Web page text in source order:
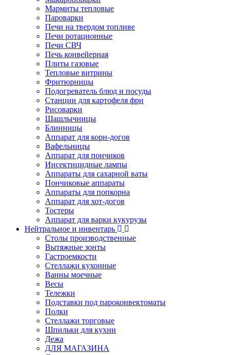
Мармиты тепловые
Пароварки
Печи на твердом топливе
Печи ротационные
Печи СВЧ
Печь конвейерная
Плиты газовые
Тепловые витрины
Фритюрницы
Подогреватель блюд и посуды
Станции для картофеля фри
Рисоварки
Шашлычницы
Блинницы
Аппарат для корн-догов
Вафельницы
Аппарат для пончиков
Инсектицидные лампы
Аппараты для сахарной ваты
Пончиковые аппараты
Аппараты для попкорна
Аппарат для хот-догов
Тостеры
Аппарат для варки кукурузы
Нейтральное и инвентарь
Столы производственные
Вытяжные зонты
Гастроемкости
Стеллажи кухонные
Ванны моечные
Весы
Тележки
Подставки под пароконвектоматы
Полки
Стеллажи торговые
Шпильки для кухни
Дежа
ДЛЯ МАГАЗИНА